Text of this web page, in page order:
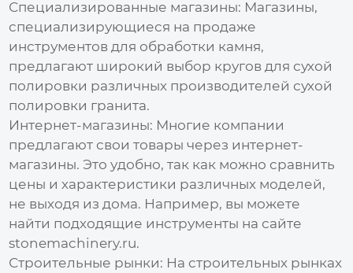
Специализированные магазины: Магазины,
специализирующиеся на продаже
инструментов для обработки камня,
предлагают широкий выбор кругов для сухой
полировки различных производителей сухой
полировки гранита.
Интернет-магазины: Многие компании
предлагают свои товары через интернет-
магазины. Это удобно, так как можно сравнить
цены и характеристики различных моделей,
не выходя из дома. Например, вы можете
найти подходящие инструменты на сайте
stonemachinery.ru.
Строительные рынки: На строительных рынках